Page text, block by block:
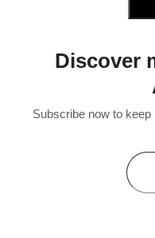
Discover
Subscribe now to